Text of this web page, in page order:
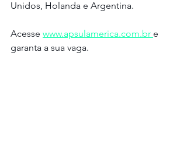
Unidos, Holanda e Argentina.
Acesse www.apsulamerica.com.br e
garanta a sua vaga.